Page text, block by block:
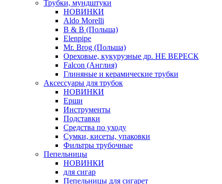
Трубки, мундштуки
НОВИНКИ
Aldo Morelli
B & B (Польша)
Elenpipe
Mr. Brog (Польша)
Ореховые, кукурузные др. НЕ ВЕРЕСК
Falcon (Англия)
Глиняные и керамические трубки
Аксессуары для трубок
НОВИНКИ
Ерши
Инструменты
Подставки
Средства по уходу
Сумки, кисеты, упаковки
Фильтры трубочные
Пепельницы
НОВИНКИ
для сигар
Пепельницы для сигарет